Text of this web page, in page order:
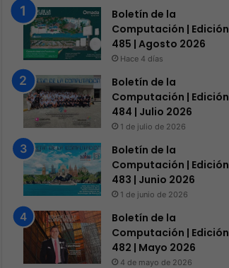
Genesys Xperience 2026: Ganar en la Era Agéntica Comienza Aquí
Hace 3 días
Boletín de la
Computación | Edición
485 | Agosto 2026
Hace 4 días
Boletín de la
Computación | Edición
484 | Julio 2026
1 de julio de 2026
Boletín de la
Computación | Edición
483 | Junio 2026
1 de junio de 2026
Boletín de la
Computación | Edición
482 | Mayo 2026
4 de mayo de 2026